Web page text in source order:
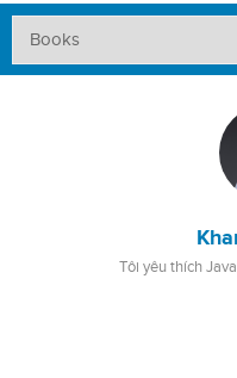
Tôi yêu thích